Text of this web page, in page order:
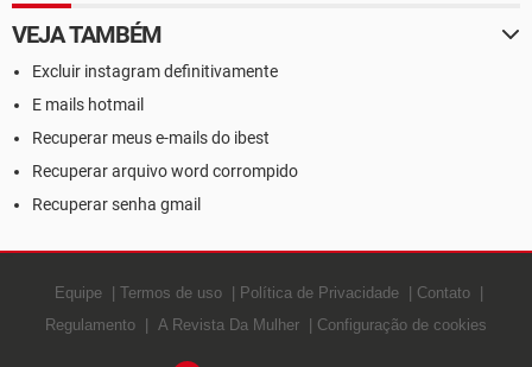
VEJA TAMBÉM
Excluir instagram definitivamente
E mails hotmail
Recuperar meus e-mails do ibest
Recuperar arquivo word corrompido
Recuperar senha gmail
Equipe Termos de uso Política de Privacidade
Contato
Regulamento
A Revista Da Mulher Configuração de cookies